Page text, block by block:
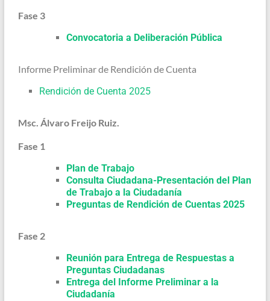
Fase 3
Convocatoria a Deliberación Pública
Informe Preliminar de Rendición de Cuenta
Rendición de Cuenta 2025
Msc. Álvaro Freijo Ruiz.
Fase 1
Plan de Trabajo
Consulta Ciudadana-Presentación del Plan
de Trabajo a la Ciudadanía
Preguntas de Rendición de Cuentas 2025
Fase 2
Reunión para Entrega de Respuestas a
Preguntas Ciudadanas
Entrega del Informe Preliminar a la
Ciudadanía